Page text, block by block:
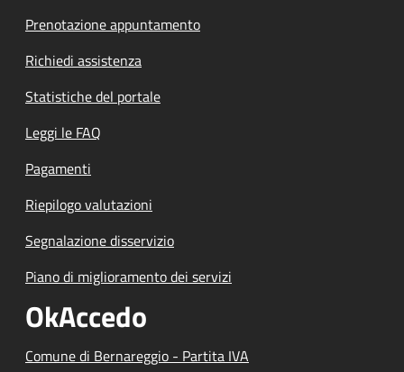
Prenotazione appuntamento
Richiedi assistenza
Statistiche del portale
Leggi le FAQ
Pagamenti
Riepilogo valutazioni
Segnalazione disservizio
Piano di miglioramento dei servizi
OkAccedo
Comune di Bernareggio - Partita IVA